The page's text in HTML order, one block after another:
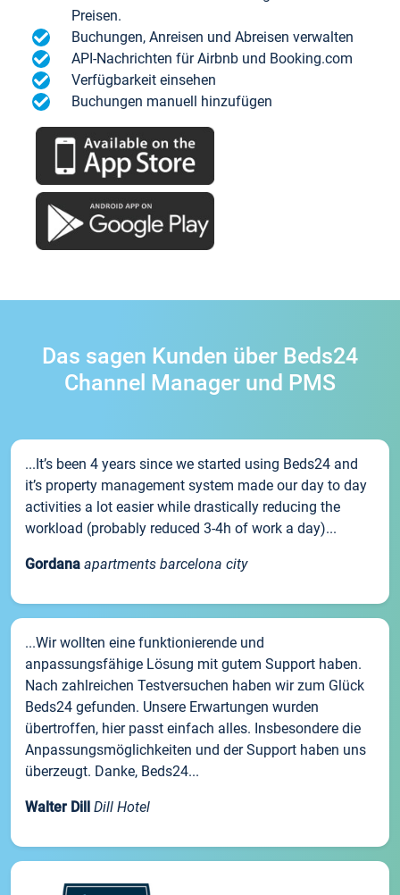
Preisen.
Buchungen, Anreisen und Abreisen verwalten
API-Nachrichten für Airbnb und Booking.com
Verfügbarkeit einsehen
Buchungen manuell hinzufügen
Das sagen Kunden über Beds24
Channel Manager und PMS
...It’s been 4 years since we started using Beds24 and
it’s property management system made our day to day
activities a lot easier while drastically reducing the
workload (probably reduced 3-4h of work a day)...
Gordana apartments barcelona city
...Wir wollten eine funktionierende und
anpassungsfähige Lösung mit gutem Support haben.
Nach zahlreichen Testversuchen haben wir zum Glück
Beds24 gefunden. Unsere Erwartungen wurden
übertroffen, hier passt einfach alles. Insbesondere die
Anpassungsmöglichkeiten und der Support haben uns
überzeugt. Danke, Beds24...
Walter Dill Dill Hotel